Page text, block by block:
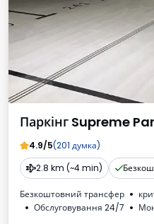
Паркінг Supreme
4.9/5(201 думка)
2.8 km (~4 min)
Безкоштовний трансфер
Обслуговування 24/7